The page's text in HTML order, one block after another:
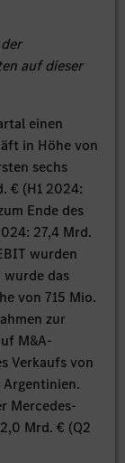
auf dieser
einen
in Höhe von
sechs
€ (H1 2024:
Ende des
27,4 Mrd.
wurden
das
von 715 Mio.
zur
M&A-
Verkaufs von
Mercedes-
Mrd. € (Q2